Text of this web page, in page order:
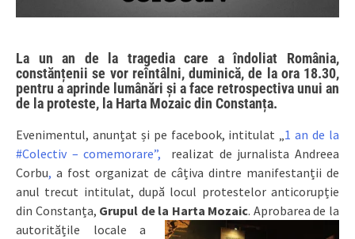
La un an de la tragedia care a îndoliat România,
constănțenii se vor reîntâlni, duminică, de la ora 18.30,
pentru a aprinde lumânări și a face retrospectiva unui an
de la proteste, la Harta Mozaic din Constanța.
Evenimentul, anunțat și pe facebook, intitulat „ 1 an de la
#Colectiv – comemorare”, realizat de jurnalista Andreea
Corbu, a fost organizat de câțiva dintre manifestanții de
anul trecut intitulat, după locul protestelor anticorupție
din Constanța, Grupul de la Harta Mozaic. Aprobarea de la
autoritățile locale a